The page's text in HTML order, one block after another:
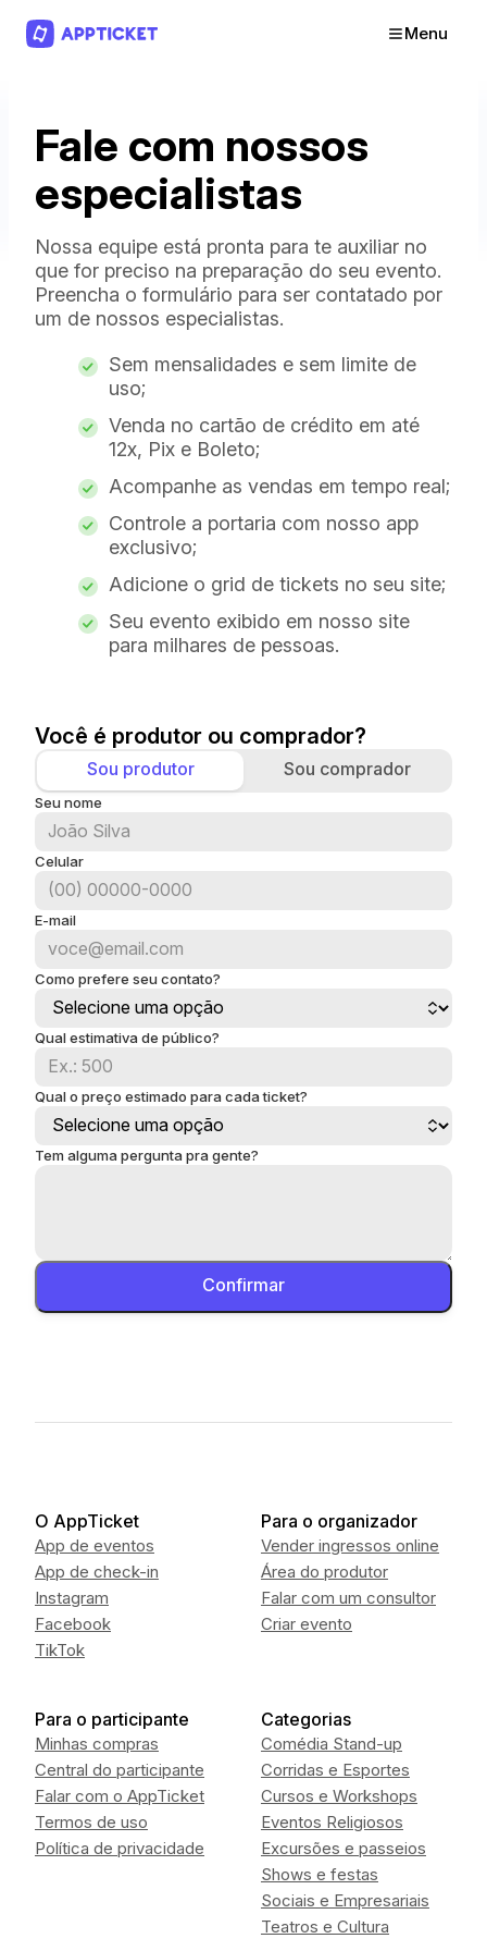
Menu
Fale com nossos
especialistas
Nossa equipe está pronta para te auxiliar no
que for preciso na preparação do seu evento.
Preencha o formulário para ser contatado por
um de nossos especialistas.
Sem mensalidades e sem limite de
uso;
Venda no cartão de crédito em até
12x, Pix e Boleto;
Acompanhe as vendas em tempo real;
Controle a portaria com nosso app
exclusivo;
Adicione o grid de tickets no seu site;
Seu evento exibido em nosso site
para milhares de pessoas.
Você é produtor ou comprador?
Sou produtor Sou comprador
Seu nome
Celular
E-mail
Como prefere seu contato?
Qual estimativa de público?
Qual o preço estimado para cada ticket?
Tem alguma pergunta pra gente?
Confirmar
O AppTicket
App de eventos
App de check-in
Instagram
Facebook
TikTok
Para o organizador
Vender ingressos online
Área do produtor
Falar com um consultor
Criar evento
Para o participante
Minhas compras
Central do participante
Falar com o AppTicket
Termos de uso
Política de privacidade
Categorias
Comédia Stand-up
Corridas e Esportes
Cursos e Workshops
Eventos Religiosos
Excursões e passeios
Shows e festas
Sociais e Empresariais
Teatros e Cultura